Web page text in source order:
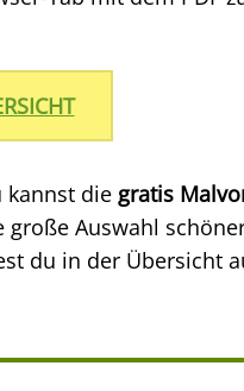
kannst die gratis
Auswahl
du in der Übersicht